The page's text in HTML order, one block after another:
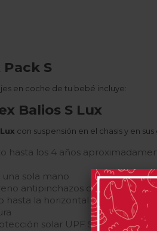
Pack S
en coche de tu bebé incluye:
Balios S Lux
con suspensión en el chasis y en
hasta los 4 años
sola mano
antipinchazos con suspensión
hasta la horizontal
solar UPF 50+ y ventana